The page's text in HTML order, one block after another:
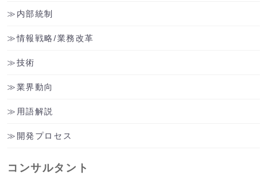
内部統制
情報戦略/業務改革
技術
業界動向
用語解説
開発プロセス
コンサルタント